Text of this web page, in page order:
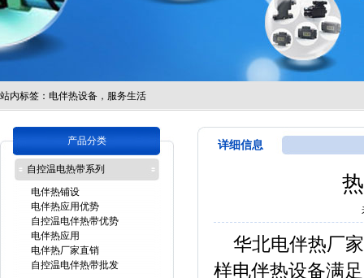
站内标签： 电伴热设备，服务生活
详细信息
华北电伴热厂
样电伴热设备满
产品分类
自控温电热带系列
电伴热铺设
电伴热应用优势
自控温电伴热带优势
电伴热应用
电伴热厂家直销
自控温电伴热带批发